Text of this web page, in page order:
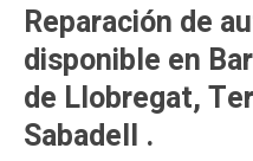
Reparación de
disponible en
de Llobregat,
Sabadell .